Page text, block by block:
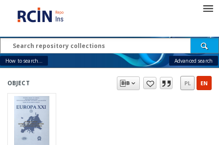
How to search... Advanced search
OBJECT PL EN